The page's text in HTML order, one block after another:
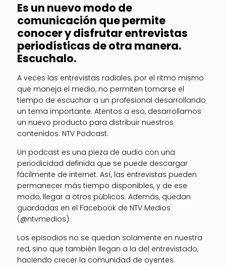
Es un nuevo modo de
comunicación que permite
conocer y disfrutar entrevistas
periodísticas de otra manera.
Escuchalo.
A veces las entrevistas radiales, por el ritmo mismo
que maneja el medio, no permiten tomarse el
tiempo de escuchar a un profesional desarrollando
un tema importante. Atentos a eso, desarrollamos
un nuevo producto para distribuir nuestros
contenidos: NTV Podcast.
Un podcast es una pieza de audio con una
periodicidad definida que se puede descargar
fácilmente de internet. Así, las entrevistas pueden
permanecer más tiempo disponibles, y de ese
modo, llegar a otros públicos. Además, quedan
guardadas en el Facebook de NTV Medios
(@ntvmedios).
Los episodios no se quedan solamente en nuestra
red, sino que también llegan a la del entrevistado,
haciendo crecer la comunidad de oyentes.